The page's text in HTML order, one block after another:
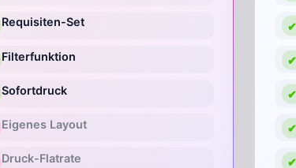
Requisiten-Set
Filterfunktion
Sofortdruck
Eigenes Layout
Druck-Flatrate
✔
✔
✔
✔
✔